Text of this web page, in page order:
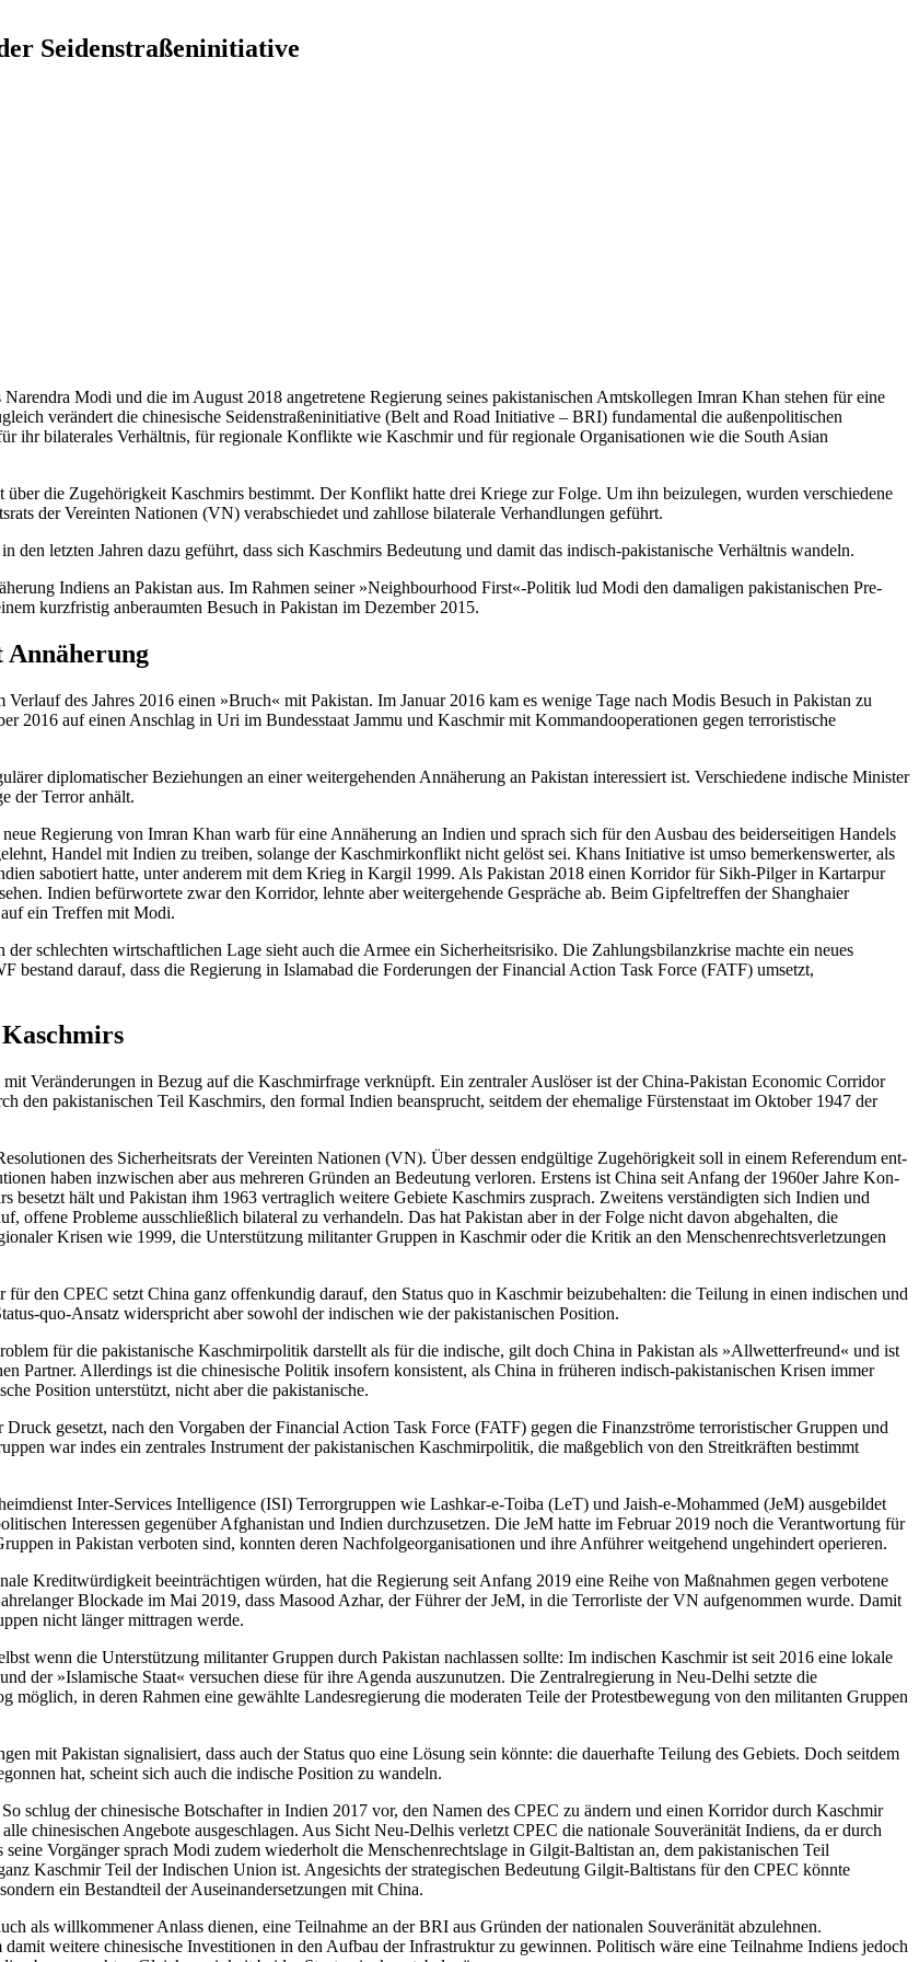
Seidenstraßeninitiative
Modi und die im August 2018 angetretene Regierung seines pakistanischen Amtskollegen Imran Khan stehen für eine
verändert die chinesische Seidenstraßen­initiative (Belt and Road Initiative – BRI) fundamental die außenpolitischen
ihr bilate­rales Verhältnis, für regionale Konflikte wie Kaschmir und für regionale Organisationen wie die South Asian
über die Zugehörigkeit Kaschmirs bestimmt. Der Konflikt hatte drei Kriege zur Folge. Um ihn beizulegen, wurden verschiedene
der Verein­ten Nationen (VN) verabschiedet und zahl­lose bilaterale Verhandlungen geführt.
den letzten Jahren dazu geführt, dass sich Kasch­mirs Bedeutung und damit das in­disch-pakistanische Verhältnis wandeln.
Indiens an Pakistan aus. Im Rahmen seiner »Neighbourhood First«-Politik lud Modi den damaligen pakistanischen Pre­
kurzfristig anberaumten Besuch in Pakistan im Dezember 2015.
Annäherung
des Jahres 2016 einen »Bruch« mit Pakistan. Im Januar 2016 kam es wenige Tage nach Modis Besuch in Pakistan zu
2016 auf einen Anschlag in Uri im Bun­desstaat Jammu und Kaschmir mit Kom­mandooperationen gegen terroristische
diplomatischer Beziehungen an einer weitergehenden Annäherung an Pakistan interessiert ist. Verschiedene indische Minister
der Terror anhält.
Regierung von Imran Khan warb für eine Annäherung an Indien und sprach sich für den Ausbau des beiderseitigen Handels
Handel mit Indien zu treiben, solange der Kaschmirkonflikt nicht gelöst sei. Khans Initiative ist umso bemerkenswerter, als
sabo­tiert hatte, unter anderem mit dem Krieg in Kargil 1999. Als Pakistan 2018 einen Korri­dor für Sikh-Pilger in Kartarpur
Indien be­fürwortete zwar den Korridor, lehnte aber weitergehende Gespräche ab. Beim Gipfel­treffen der Shanghaier
ein Treffen mit Modi.
schlechten wirtschaftlichen Lage sieht auch die Armee ein Sicherheitsrisiko. Die Zah­lungs­bilanzkrise machte ein neues
darauf, dass die Regierung in Islamabad die Forderungen der Financial Action Task Force (FATF) umsetzt,
Veränderungen in Bezug auf die Kasch­mirfrage verknüpft. Ein zentraler Auslöser ist der China-Pakistan Economic Corridor
pakistanischen Teil Kaschmirs, den formal Indien beansprucht, seitdem der ehemalige Für­stenstaat im Oktober 1947 der
des Sicherheitsrats der Vereinten Nationen (VN). Über dessen endgültige Zu­gehörigkeit soll in einem Referendum ent­
haben inzwischen aber aus mehreren Gründen an Bedeutung verloren. Erstens ist China seit Anfang der 1960er Jahre Kon­
besetzt hält und Pakistan ihm 1963 vertrag­lich weitere Gebiete Kaschmirs zusprach. Zweitens verständigten sich Indien und
offene Probleme ausschließlich bilateral zu verhandeln. Das hat Pakistan aber in der Folge nicht davon abgehalten, die
Krisen wie 1999, die Unterstützung mili­tanter Gruppen in Kaschmir oder die Kritik an den Menschenrechtsverletzungen
fürden CPEC setzt China ganz offenkundig dar­auf, den Status quo in Kaschmir beizube­halten: die Teilung in einen indischen und
quo-Ansatz widerspricht aber sowohl derin­dischen wie der pakistanischen Position.
für die pakistanische Kaschmirpolitik darstellt als für die indische, gilt doch China in Pakistan als »Allwetterfreund« und ist
Partner. Allerdings ist die chinesische Poli­tik insofern konsistent, als China in früheren indisch-pakistanischen Krisen immer
Position unterstützt, nicht aber die pakistanische.
Druck gesetzt, nach den Vorgaben der Finan­cial Action Task Force (FATF) gegen die Finanz­ströme terroristischer Gruppen und
war indes ein zentrales Instrument der pa­kis­tanischen Kaschmirpolitik, die maßgeb­lich von den Streitkräften bestimmt
Inter-Services Intelligence (ISI) Terrorgruppen wie Lashkar-e-Toiba (LeT) und Jaish-e-Mohammed (JeM) ausgebildet
Interessen gegenüber Afghanistan und Indien durchzusetzen. Die JeM hatte im Februar 2019 noch die Verant­wortung für
in Pakistan verboten sind, konnten deren Nachfolgeorganisa­tionen und ihre Anführer weitgehend ungehindert operieren.
Kreditwürdigkeit beeinträchtigen würden, hat die Regierung seit Anfang 2019 eine Reihe von Maßnahmen gegen ver­botene
Blockade im Mai 2019, dass Masood Azhar, der Führer der JeM, in die Terrorliste der VN aufgenommen wurde. Damit
nicht länger mittragen werde.
wenn die Unterstützung militanter Gruppen durch Pakistan nachlassen sollte: Im indischen Kaschmir ist seit 2016 eine lokale
der »Islamische Staat« versuchen diese für ihre Agenda auszunutzen. Die Zentralregierung in Neu-Delhi setzte die
in deren Rahmen eine gewählte Landesregierung die moderaten Teile der Protestbewegung von den militanten Gruppen
mit Pakistan signalisiert, dass auch der Status quo eine Lösung sein könnte: die dauerhafte Teilung des Gebiets. Doch seitdem
hat, scheint sich auch die in­dische Position zu wandeln.
schlug der chinesische Botschafter in Indien 2017 vor, den Namen des CPEC zu ändern und einen Korridor durch Kaschmir
chinesischen Angebote ausgeschlagen. Aus Sicht Neu-Delhis verletzt CPEC die nationale Souveränität Indiens, da er durch
Vor­gänger sprach Modi zudem wiederholt die Menschenrechtslage in Gilgit-Baltistan an, dem pakistanischen Teil
Kaschmir Teil der Indischen Union ist. Angesichts der strate­gischen Bedeutung Gilgit-Baltistans für den CPEC könnte
ein Bestandteil der Aus­einandersetzungen mit China.
als willkommener Anlass dienen, eine Teil­nahme an der BRI aus Gründen der natio­nalen Souveränität abzulehnen.
weitere chinesische Investitionen in den Aufbau der Infrastruktur zu gewinnen. Politisch wäre eine Teilnahme Indiens jedoch